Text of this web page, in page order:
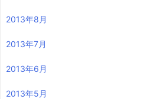
2013年8月
2013年7月
2013年6月
2013年5月